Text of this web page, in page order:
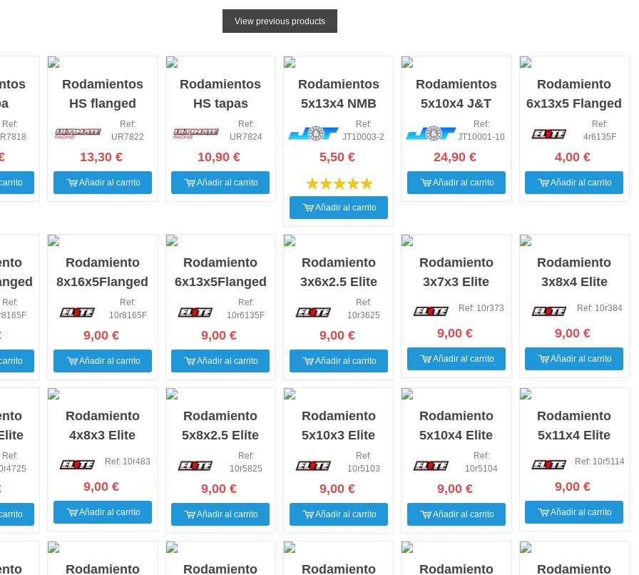
View previous products
Ref:
Rodamientos
HS flanged
tapas metalicas
5x8x2.5(10)
Ref:
UR7822
13,30 €
Añadir al carrito
Rodamientos
HS tapas
metalicas
5x8x2.5 (10u)
Ref:
UR7824
10,90 €
Añadir al carrito
Rodamientos
5x13x4 NMB
J&T (2ud)
Ref:
JT10003-2
5,50 €
Añadir al carrito
Rodamientos
5x10x4 J&T
(10ud)Ref:
JT10001-10
24,90 €
Añadir al carrito
Rodamiento
6x13x5 Flanged
Elite Evolution
(4ud)
Ref:
4r6135F
4,00 €
Añadir al carrito
Ref:
Rodamiento
8x16x5Flanged
Elite Evolution
(10ud)
Ref:
10r8165F
9,00 €
Añadir al carrito
Rodamiento
6x13x5Flanged
Elite Evolution
(10ud)
Ref:
10r6135F
9,00 €
Añadir al carrito
Rodamiento
3x6x2.5 Elite
Evolution (10
Unidades)
Ref:
10r3625
9,00 €
Añadir al carrito
Rodamiento
3x7x3 Elite
Unidades)
Ref: 10r373
9,00 €
Añadir al carrito
Rodamiento
3x8x4 Elite
Unidades)
Ref: 10r384
9,00 €
Añadir al carrito
Ref:
Rodamiento
4x8x3 Elite
Unidades)
Ref: 10r483
9,00 €
Añadir al carrito
Rodamiento
5x8x2.5 Elite
Evolution (10
Unidades)
Ref:
10r5825
9,00 €
Añadir al carrito
Rodamiento
5x10x3 Elite
Evolution (10
Unidades)
Ref:
10r5103
9,00 €
Añadir al carrito
Rodamiento
5x10x4 Elite
Evolution (10
Unidades)
Ref:
10r5104
9,00 €
Añadir al carrito
Rodamiento
5x11x4 Elite
Unidades)
Ref: 10r5114
9,00 €
Añadir al carrito
Rodamiento
Rodamiento
Rodamiento
Rodamiento
Rodamiento